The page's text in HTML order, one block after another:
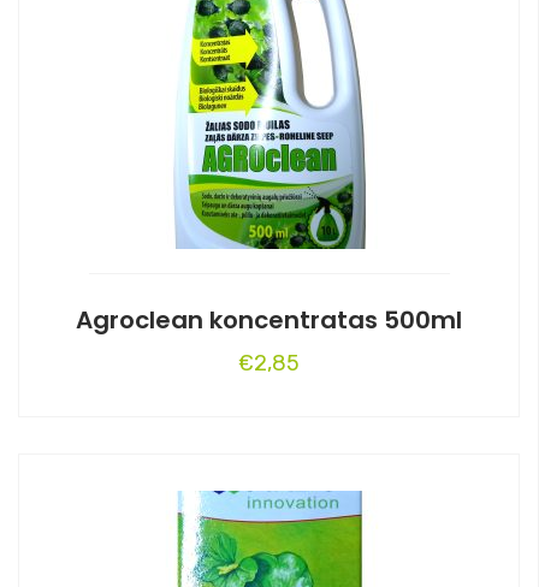
Agroclean koncentratas 500ml
€2,85